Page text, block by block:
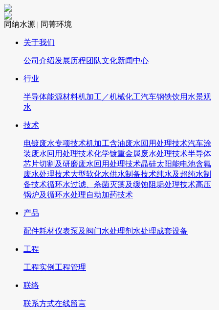
同纳水源 | 同菁环境
关于我们
公司介绍发展历程团队文化新闻中心
行业
半导体能源材料机加工／机械化工汽车钢铁饮用水景观
水
技术
电镀废水专项技术机加工含油废水回用处理技术汽车涂
装废水回用处理技术化学镀重金属废水处理技术半导体
芯片切割及研磨废水回用处理技术晶硅太阳能电池含氟
废水处理技术大型软化水供水制备技术纯水及超纯水制
备技术循环水过滤、杀菌灭藻及缓蚀阻垢处理技术高压
锅炉及循环水处理自动加药技术
产品
配件耗材仪表泵及阀门水处理剂 水处理成套设备
工程
工程实例 工程管理
联络
联系方式在线留言